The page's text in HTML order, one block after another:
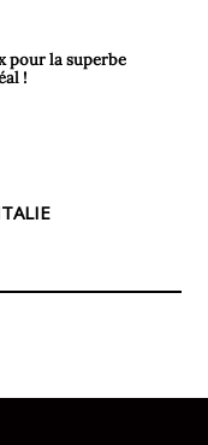
pour la superbe
!